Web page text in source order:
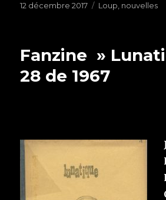
Publié
12 décembre 2017 Étiquettes
Loup nouvelles
Fanzine »
28 de 1967